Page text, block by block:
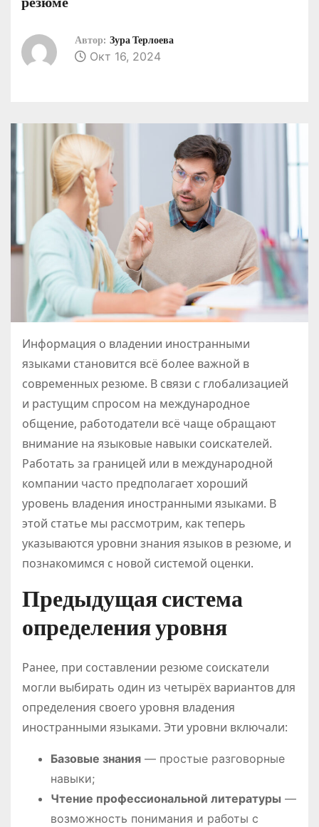
Автор: Зура Терлоева
Окт 16, 2024
Информация о владении иностранными
языками становится всё более важной в
современных резюме. В связи с глобализацией
и растущим спросом на международное
общение, работодатели всё чаще обращают
внимание на языковые навыки соискателей.
Работать за границей или в международной
компании часто предполагает хороший
уровень владения иностранными языками. В
этой статье мы рассмотрим, как теперь
указываются уровни знания языков в резюме, и
познакомимся с новой системой оценки.
Предыдущая система
определения уровня
Ранее, при составлении резюме соискатели
могли выбирать один из четырёх вариантов для
определения своего уровня владения
иностранными языками. Эти уровни включали:
Базовые знания — простые разговорные
навыки;
Чтение профессиональной литературы —
возможность понимания и работы с